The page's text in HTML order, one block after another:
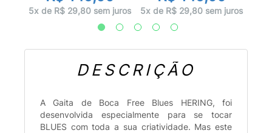
5x de R$ 29,80 sem juros 5x de R$ 29,80 sem juros
DESCRIÇÃO
A Gaita de Boca Free Blues HERING, foi
desenvolvida especialmente para se tocar
BLUES com toda a sua criatividade. Mas este